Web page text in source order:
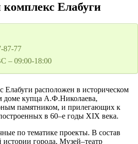
Елабуги
87-77
– 09:00-18:00
Елабуги расположен в историческом
доме купца А.Ф.Николаева,
памятником, и прилегающих к
в 60–е годы XIX века.
по тематике проекты. В состав
города, Музей–театр